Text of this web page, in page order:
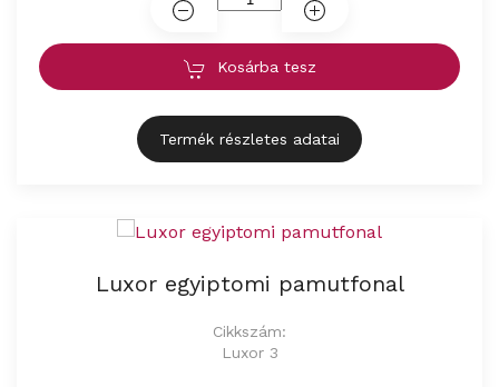
Kosárba tesz
Termék részletes adatai
Luxor egyiptomi pamutfonal
Cikkszám:
Luxor 3